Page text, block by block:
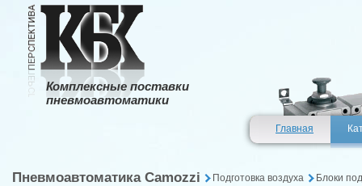
Комплексные поставки
пневмоавтоматики
Главная
Пневмоавтоматика Camozzi Подготовка воздуха Блоки